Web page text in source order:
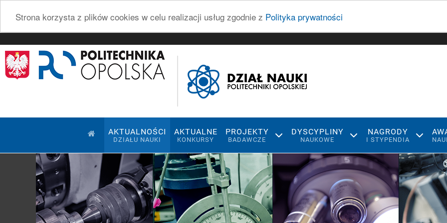
Strona korzysta z plików cookies w celu realizacji usług zgodnie z Polityka prywatności
AKTUALNOŚCI
DZIAŁU NAUKI
AKTUALNE
KONKURSY
PROJEKTY
BADAWCZE
DYSCYPLINY
NAUKOWE
NAGRODY
I STYPENDIA
Pokaz slajdów